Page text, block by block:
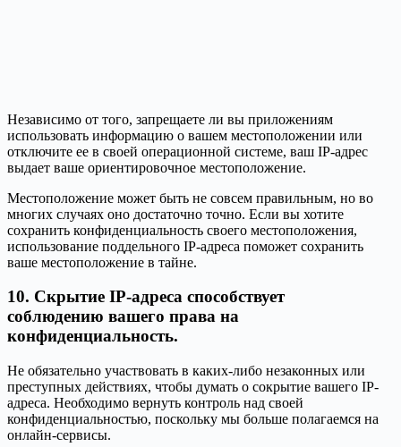
Независимо от того, запрещаете ли вы приложениям
использовать информацию о вашем местоположении или
отключите ее в своей операционной системе, ваш IP-адрес
выдает ваше ориентировочное местоположение.
Местоположение может быть не совсем правильным, но во
многих случаях оно достаточно точно. Если вы хотите
сохранить конфиденциальность своего местоположения,
использование поддельного IP-адреса поможет сохранить
ваше местоположение в тайне.
10. Скрытие IP-адреса способствует
соблюдению вашего права на
конфиденциальность.
Не обязательно участвовать в каких-либо незаконных или
преступных действиях, чтобы думать о сокрытие вашего IP-
адреса. Необходимо вернуть контроль над своей
конфиденциальностью, поскольку мы больше полагаемся на
онлайн-сервисы.